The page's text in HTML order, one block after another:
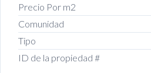
Precio Por m2
Comunidad
Tipo
ID de la propiedad #